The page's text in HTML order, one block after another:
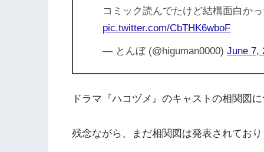
コミック読んでたけど結構面白か
pic.twitter.com/CbTHK6wboF
— とんぼ (@higuman0000) June 7,
ドラマ『ハコヅメ』のキャストの相関図
残念ながら、まだ相関図は発表されてお